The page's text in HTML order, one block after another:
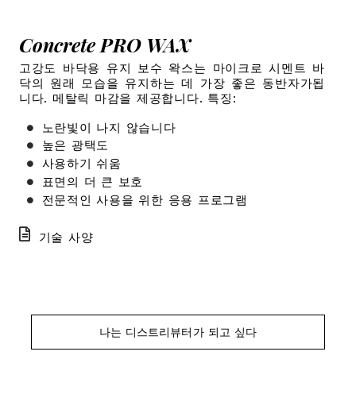
Concrete PRO WAX
고강도 바닥용 유지 보수 왁스는 마이크로 시멘트 바
닥의 원래 모습을 유지하는 데 가장 좋은 동반자가됩
니다. 메탈릭 마감을 제공합니다. 특징:
노란빛이 나지 않습니다
높은 광택도
사용하기 쉬움
표면의 더 큰 보호
전문적인 사용을 위한 응용 프로그램
기술 사양
나는 디스트리뷰터가 되고 싶다